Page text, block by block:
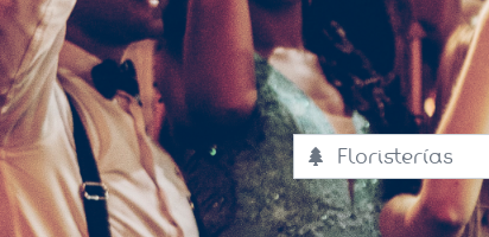
Floristerías